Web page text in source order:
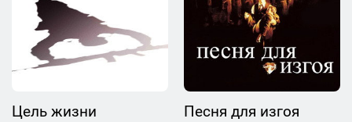
Цель жизни Песня для изгоя